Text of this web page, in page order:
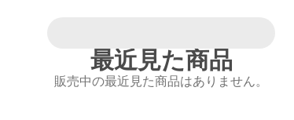
最近見た商品
販売中の最近見た商品はありません。